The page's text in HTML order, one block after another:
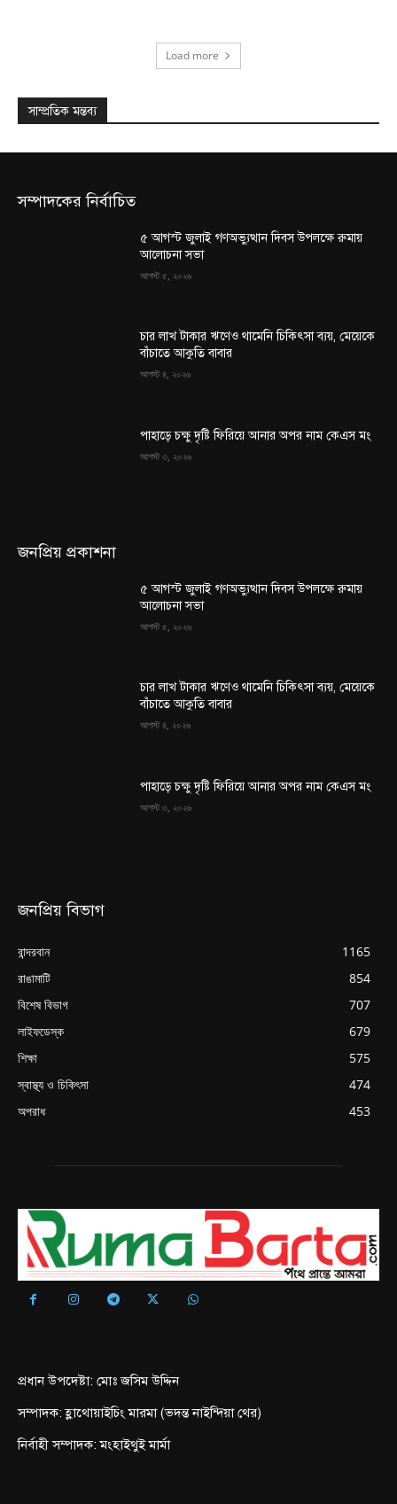
Load more
সাম্প্রতিক মন্তব্য
সম্পাদকের নির্বাচিত
৫ আগস্ট জুলাই গণঅভ্যুত্থান দিবস উপলক্ষে রুমায়
আলোচনা সভা
আগস্ট ৫, ২০২৬
চার লাখ টাকার ঋণেও থামেনি চিকিৎসা ব্যয়, মেয়েকে
বাঁচাতে আকুতি বাবার
আগস্ট ৪, ২০২৬
পাহাড়ে চক্ষু দৃষ্টি ফিরিয়ে আনার অপর নাম কেএস মং
আগস্ট ৩, ২০২৬
জনপ্রিয় প্রকাশনা
৫ আগস্ট জুলাই গণঅভ্যুত্থান দিবস উপলক্ষে রুমায়
আলোচনা সভা
আগস্ট ৫, ২০২৬
চার লাখ টাকার ঋণেও থামেনি চিকিৎসা ব্যয়, মেয়েকে
বাঁচাতে আকুতি বাবার
আগস্ট ৪, ২০২৬
পাহাড়ে চক্ষু দৃষ্টি ফিরিয়ে আনার অপর নাম কেএস মং
আগস্ট ৩, ২০২৬
জনপ্রিয় বিভাগ
বান্দরবান
1165
রাঙামাটি
854
বিশেষ বিভাগ
707
লাইফডেস্ক
679
শিক্ষা
575
স্বাস্থ্য ও চিকিৎসা
474
অপরাধ
453
প্রধান উপদেষ্টা: মোঃ জসিম উদ্দিন
সম্পাদক: হ্লাথোয়াইচিং মারমা (ভদন্ত নাইন্দিয়া থের)
নির্বাহী সম্পাদক: মংহাইথুই মার্মা